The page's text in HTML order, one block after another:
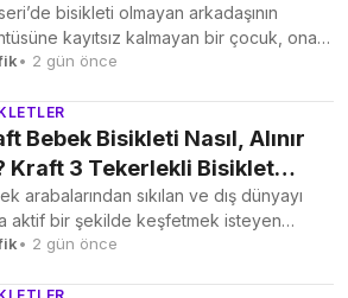
bisikleti olmayan arkadaşının
kayıtsız kalmayan bir çocuk, ona
hediye ederek örnek bir...
• 2 gün önce
Bebek Bisikleti Nasıl, Alınır
Kraft 3 Tekerlekli Bisiklet
Fiyatları ve Detaylı
arabalarından sıkılan ve dış dünyayı
aktif bir şekilde keşfetmek isteyen
için ebeveynlerin...
• 2 gün önce